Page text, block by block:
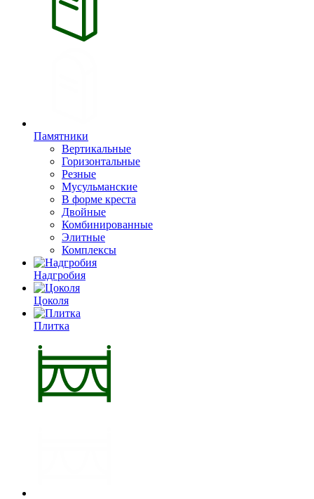
Памятники
Вертикальные
Горизонтальные
Резные
Мусульманские
В форме креста
Двойные
Комбинированные
Элитные
Комплексы
Надгробия
Цоколя
Плитка